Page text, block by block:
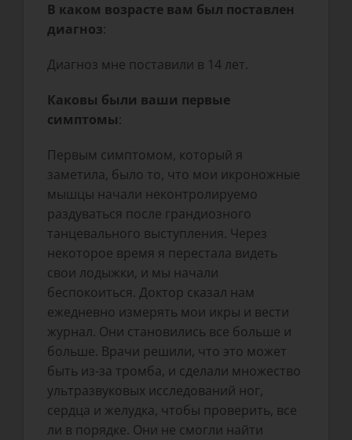
В каком возрасте вам был поставлен
диагноз:
Диагноз мне поставили в 14 лет.
Каковы были ваши первые
симптомы:
Первым симптомом, который я
заметила, было то, что мои икроножные
мышцы начали неконтролируемо
раздуваться после грандиозного
танцевального выступления. Через
некоторое время я перестала видеть
свои лодыжки, и мы начали
беспокоиться. Доктор сказал нам
ежедневно измерять мои икры и вести
журнал. Они становились все больше и
больше. Врачи решили, что это может
быть из-за тромба, и сделали множество
ультразвуковых исследований ног,
сердца и желудка, чтобы проверить, все
ли в порядке. Они не смогли найти